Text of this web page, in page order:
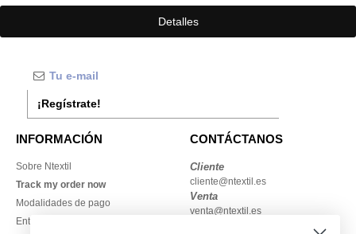
Detalles
¡Regístrate!
INFORMACIÓN
Sobre Ntextil
Track my order now
Modalidades de pago
Entrega
CONTÁCTANOS
Cliente
cliente@ntextil.es
Venta
venta@ntextil.es